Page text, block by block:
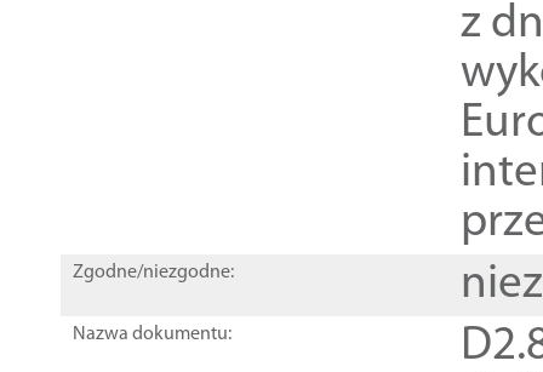
z
Zgodne/niezgodne:
Nazwa dokumentu: